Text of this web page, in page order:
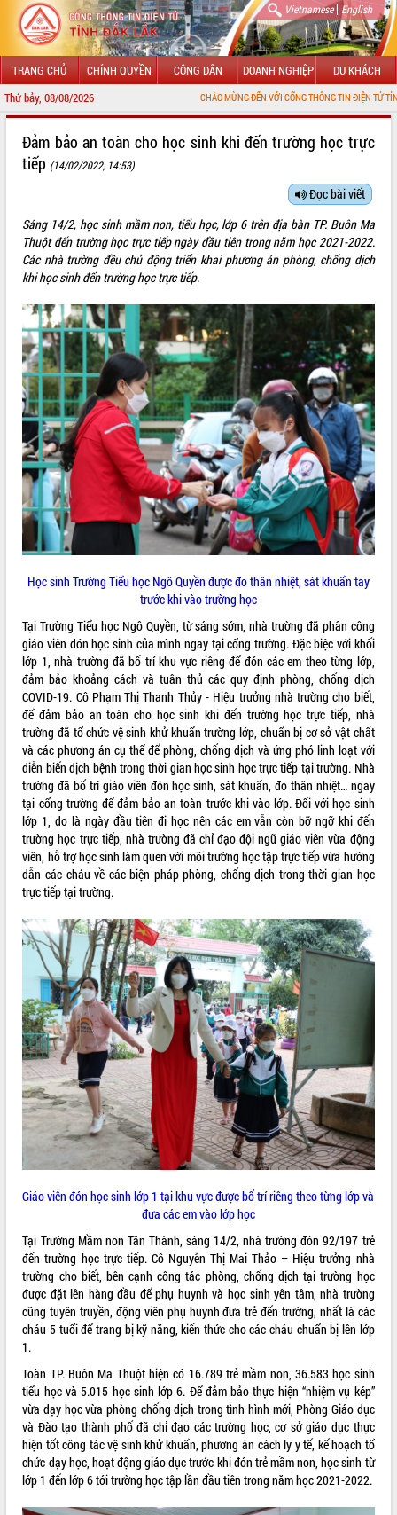
Vietnamese| English
TRANG CHỦ CHÍNH QUYỀN CÔNG DÂN DOANH NGHIỆP DU KHÁCH
Thứ bảy, 08/08/2026 CHÀO MỪNG ĐẾN VỚI CỔNG THÔNG TIN ĐIỆN TỬ TỈNH ĐẮK LẮK
LÃNH ĐẠO UBND TỈNH
SỞ, BAN, NGÀNH
UBND CÁC XÃ, PHƯỜNG
THÔNG TIN CHỈ ĐẠO ĐIỀU HÀNH
HỆ THỐNG VĂN BẢN
VĂN BẢN HĐND TỈNH
ĐIỂM TIN VĂN BẢN
QUY HOẠCH - KẾ HOẠCH
VIDEO
Khám bệnh, cấp phát thuốc miễn phí
và tặng quà người dân xã Cư Pui
Hội nghị UBND tỉnh Đắk Lắk thường kỳ
tháng 7/2026
Lễ truy tặng danh hiệu “Bà Mẹ Việt
Nam Anh hùng” và trao Huân chương
Lao động
UBND tỉnh Đắk Lắk triển khai nhiệm
vụ 6 tháng cuối năm 2026
Kỳ họp thứ Hai, Hội đồng nhân dân
tỉnh khóa XI quyết nghị nhiều nội dung
Bí thư Tỉnh ủy Lương Nguyễn Minh
Triết thăm, tặng quà người có công với
cách mạng
Rà soát, hoàn thiện hệ thống thiết chế
văn hóa, thể thao đáp ứng yêu cầu
phát triển mới
Thường trực HĐND tỉnh Đắk Lắk gặp
Minh
Lễ truy điệu và an táng hài cốt liệt sĩ
tại Nghĩa trang Liệt sĩ xã Sơn Hòa
Bàn giải pháp tháo gỡ khó khăn trong
xuất khẩu sầu riêng và triển khai quy
định EUDR
ALBUM ẢNH
LIÊN KẾT WEB
THỐNG KÊ TRUY CẬP
Hôm nay: 31059
Tất cả: 66076382
Đảm bảo an toàn cho học sinh khi đến trường học trực
tiếp (14/02/2022, 14:53)
Đọc bài viết
Sáng 14/2, học sinh mầm non, tiểu học, lớp 6 trên địa bàn TP. Buôn Ma
Thuột đến trường học trực tiếp ngày đầu tiên trong năm học 2021-2022.
Các nhà trường đều chủ động triển khai phương án phòng, chống dịch
khi học sinh đến trường học trực tiếp.
Học sinh Trường Tiểu học Ngô Quyền được đo thân nhiệt, sát khuẩn tay
trước khi vào trường học
Tại Trường Tiểu học Ngô Quyền, từ sáng sớm, nhà trường đã phân công
giáo viên đón học sinh của mình ngay tại cổng trường. Đặc biệc với khối
lớp 1, nhà trường đã bố trí khu vực riêng để đón các em theo từng lớp,
đảm bảo khoảng cách và tuân thủ các quy định phòng, chống dịch
COVID-19. Cô Phạm Thị Thanh Thủy - Hiệu trưởng nhà trường cho biết,
để đảm bảo an toàn cho học sinh khi đến trường học trực tiếp, nhà
trường đã tổ chức vệ sinh khử khuẩn trường lớp, chuẩn bị cơ sở vật chất
và các phương án cụ thể để phòng, chống dịch và ứng phó linh loạt với
diễn biến dịch bệnh trong thời gian học sinh học trực tiếp tại trường. Nhà
trường đã bố trí giáo viên đón học sinh, sát khuẩn, đo thân nhiệt… ngay
tại cổng trường để đảm bảo an toàn trước khi vào lớp. Đối với học sinh
lớp 1, do là ngày đầu tiên đi học nên các em vẫn còn bỡ ngỡ khi đến
trường học trực tiếp, nhà trường đã chỉ đạo đội ngũ giáo viên vừa động
viên, hỗ trợ học sinh làm quen với môi trường học tập trực tiếp vừa hướng
dẫn các cháu về các biện pháp phòng, chống dịch trong thời gian học
trực tiếp tại trường.
Giáo viên đón học sinh lớp 1 tại khu vực được bố trí riêng theo từng lớp và
đưa các em vào lớp học
Tại Trường Mầm non Tân Thành, sáng 14/2, nhà trường đón 92/197 trẻ
đến trường học trực tiếp. Cô Nguyễn Thị Mai Thảo – Hiệu trưởng nhà
trường cho biết, bên cạnh công tác phòng, chống dịch tại trường học
được đặt lên hàng đầu để phụ huynh và học sinh yên tâm, nhà trường
cũng tuyên truyền, động viên phụ huynh đưa trẻ đến trường, nhất là các
cháu 5 tuổi để trang bị kỹ năng, kiến thức cho các cháu chuẩn bị lên lớp
1.
Toàn TP. Buôn Ma Thuột hiện có 16.789 trẻ mầm non, 36.583 học sinh
tiểu học và 5.015 học sinh lớp 6. Để đảm bảo thực hiện “nhiệm vụ kép”
vừa dạy học vừa phòng chống dịch trong tình hình mới, Phòng Giáo dục
và Đào tạo thành phố đã chỉ đạo các trường học, cơ sở giáo dục thực
hiện tốt công tác vệ sinh khử khuẩn, phương án cách ly y tế, kế hoạch tổ
chức dạy học, hoạt động giáo dục trước khi đón trẻ mầm non, học sinh từ
lớp 1 đến lớp 6 tới trường học tập lần đầu tiên trong năm học 2021-2022.